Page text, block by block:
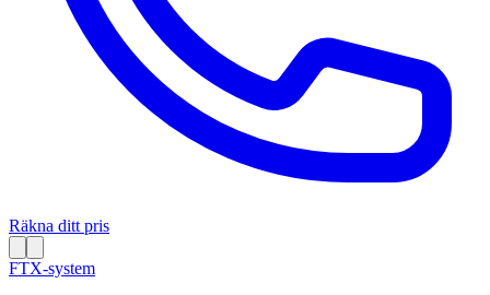
Räkna ditt pris
FTX-system